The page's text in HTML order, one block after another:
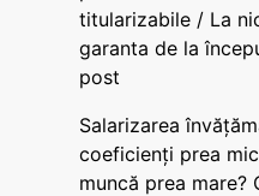
titularizabile / La
garanta de la
post
Salarizarea
coeficienți prea
muncă prea mare?